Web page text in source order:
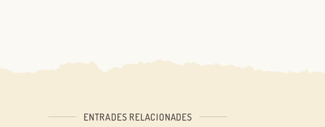
ENTRADES RELACIONADES